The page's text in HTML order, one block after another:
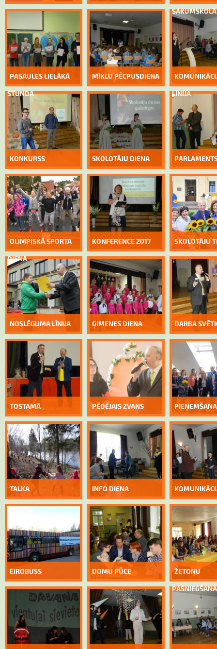
SĀKUMSKOLĀ
PASAULES LIELĀKĀ
STUNDA
MĪKLU PĒCPUSDIENA
LĪNIJA
KONKURSS SKOLOTĀJU DIENA
OLIMPISKĀ SPORTA
DIENA
KONFERENCE 2017 SKOLOTĀJU
NOSLĒGUMA LĪNIJA ĢIMENES DIENA DARBA
TOSTAMĀ PĒDĒJAIS ZVANS
TALKA INFO DIENA
EIROBUSS DOMU PŪCE ŽETONU
PASNIEGŠANA